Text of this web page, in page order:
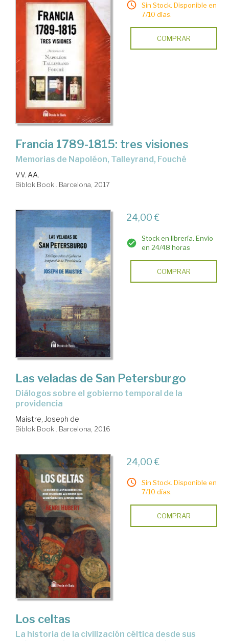
Sin Stock. Disponible en
7/10 días.
COMPRAR
Francia 1789-1815: tres visiones
Memorias de Napoléon, Talleyrand, Fouché
VV. AA.
Biblok Book . Barcelona, 2017
24,00 €
Stock en librería. Envío
en 24/48 horas
COMPRAR
Las veladas de San Petersburgo
diálogos sobre el gobierno temporal de la
providencia
Maistre, Joseph de
Biblok Book . Barcelona, 2016
24,00 €
Sin Stock. Disponible en
7/10 días.
COMPRAR
Los celtas
la historia de la civilización céltica desde sus